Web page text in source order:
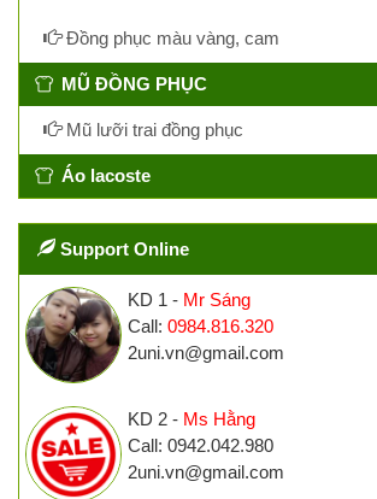
Đồng phục màu vàng, cam
MŨ ĐỒNG PHỤC
Mũ lưỡi trai đồng phục
Áo lacoste
Support Online
KD 1 - Mr Sáng
Call: 0984.816.320
2uni.vn@gmail.com
KD 2 - Ms Hằng
Call: 0942.042.980
2uni.vn@gmail.com